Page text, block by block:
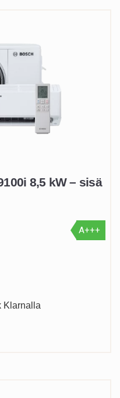
8,5 kW – sisä
A+++
Klarnalla